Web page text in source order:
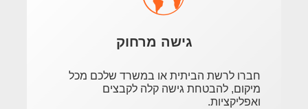
גישה מרחוק
חברו לרשת הביתית או במשרד שלכם מכל
מיקום, להבטחת גישה קלה לקבצים
ואפליקציות.